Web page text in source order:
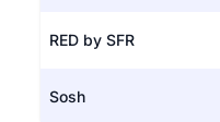
RED by SFR
Sosh